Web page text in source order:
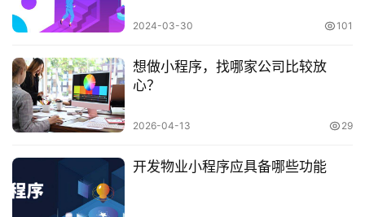
2024-03-30 101
想做小程序，找哪家公司比较放
心？
2026-04-13 29
开发物业小程序应具备哪些功能